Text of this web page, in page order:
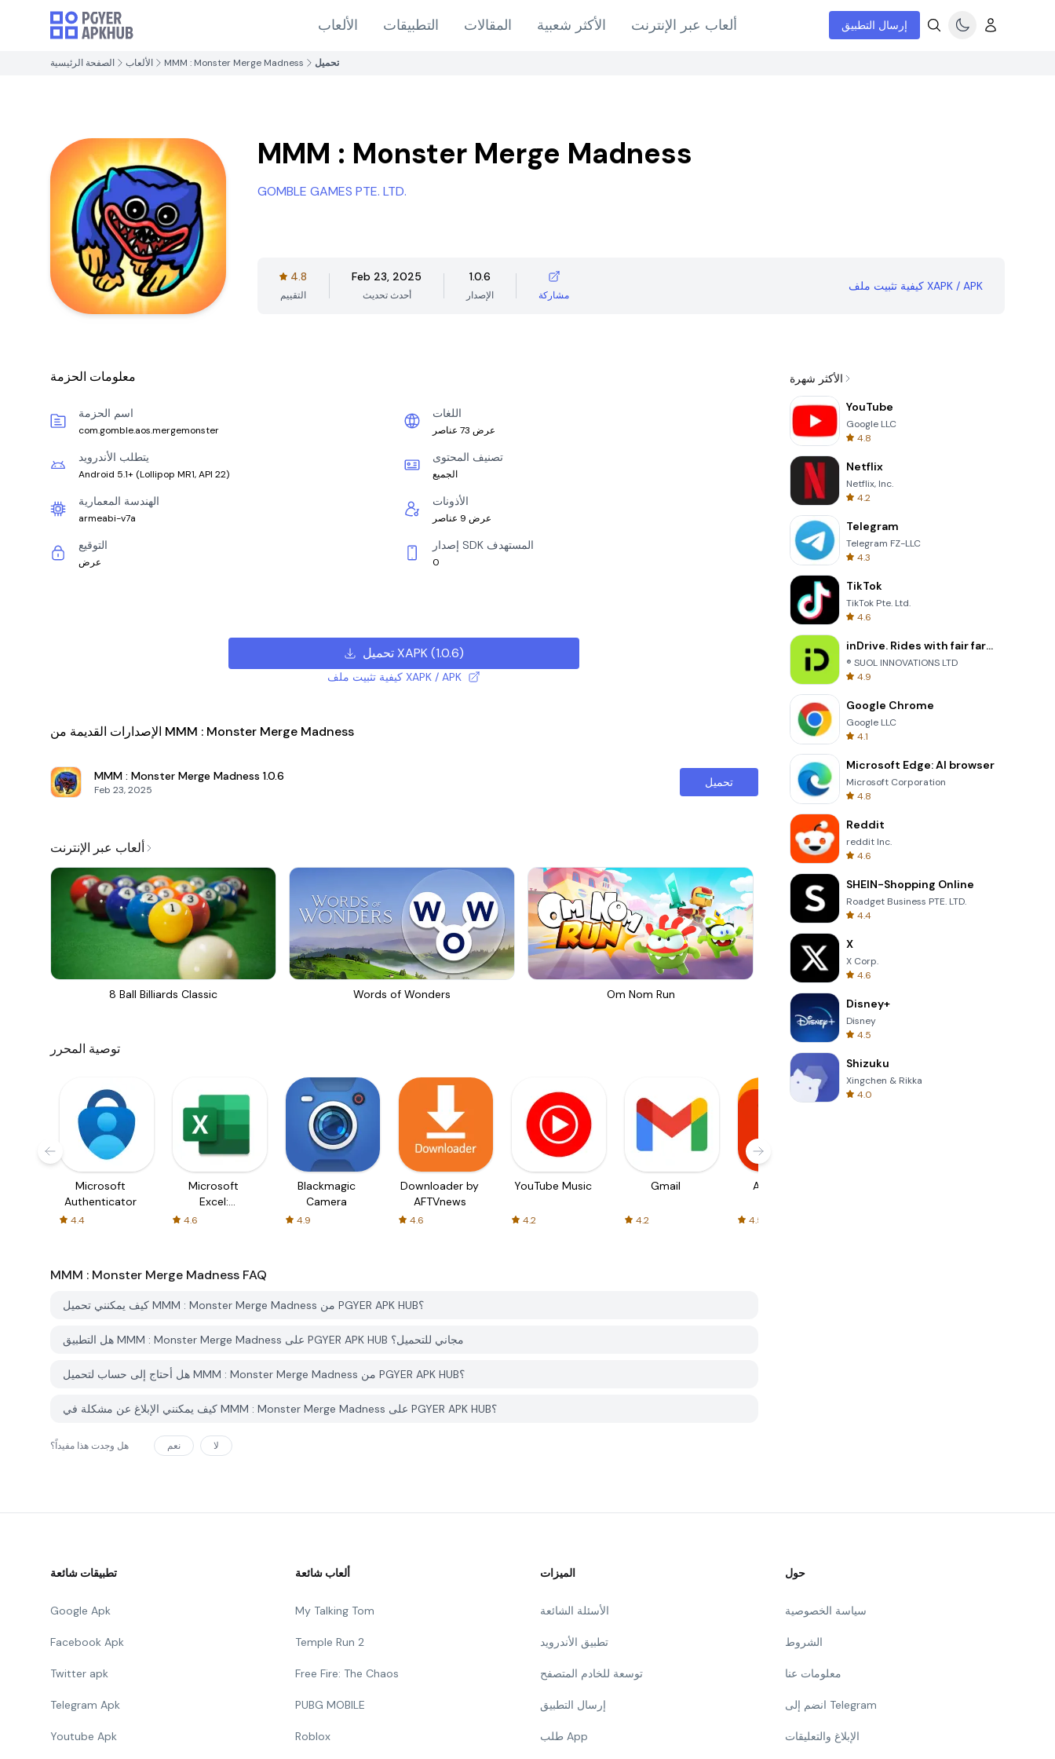
الألعاب التطبيقات المقالات الأكثر شعبية ألعاب عبر الإنترنت إرسال التطبيق
الصفحة الرئيسية الألعاب MMM : Monster Merge Madness تحميل
MMM : Monster Merge Madness
GOMBLE GAMES PTE. LTD.
4.8
التقييم
Feb 23, 2025
أحدث تحديث
1.0.6
الإصدار مشاركة
كيفية تثبيت ملف XAPK / APK
معلومات الحزمة
اسم الحزمة
com.gomble.aos.mergemonster
اللغات
عرض 73 عناصر
يتطلب الأندرويد
Android 5.1+ (Lollipop MR1, API 22)
تصنيف المحتوى
الجميع
الهندسة المعمارية
armeabi-v7a
الأذونات
عرض 9 عناصر
التوقيع
عرض
إصدار SDK المستهدف
0
تحميل XAPK(1.0.6)
كيفية تثبيت ملف XAPK / APK
الإصدارات القديمة من MMM : Monster Merge Madness
MMM : Monster Merge Madness 1.0.6
Feb 23, 2025
تحميل
ألعاب عبر الإنترنت
8 Ball Billiards Classic Words of Wonders Om Nom Run Wheel Of Fortune Quiz
توصية المحرر
Microsoft
Authenticator
4.4
Microsoft
Excel:
Spreadsheets
4.6
Blackmagic
Camera
4.9
Downloader by
AFTVnews
4.6
YouTube Music
4.2
Gmail
4.2
AliExpress
4.5
MMM : Monster Merge Madness FAQ
كيف يمكنني تحميل MMM : Monster Merge Madness من PGYER APK HUB؟
هل التطبيق MMM : Monster Merge Madness على PGYER APK HUB مجاني للتحميل؟
هل أحتاج إلى حساب لتحميل MMM : Monster Merge Madness من PGYER APK HUB؟
كيف يمكنني الإبلاغ عن مشكلة في MMM : Monster Merge Madness على PGYER APK HUB؟
هل وجدت هذا مفيداً؟ نعم لا
الأكثر شهرة
YouTube
Google LLC
4.8
Netflix
Netflix, Inc.
4.2
Telegram
Telegram FZ-LLC
4.3
TikTok
TikTok Pte. Ltd.
4.6
inDrive. Rides with fair fares
® SUOL INNOVATIONS LTD
4.9
Google Chrome
Google LLC
4.1
Microsoft Edge: AI browser
Microsoft Corporation
4.8
Reddit
reddit Inc.
4.6
SHEIN-Shopping Online
Roadget Business PTE. LTD.
4.4
X
X Corp.
4.6
Disney+
Disney
4.5
Shizuku
Xingchen & Rikka
4.0
تطبيقات شائعة
Google Apk
Facebook Apk
Twitter apk
Telegram Apk
Youtube Apk
ألعاب شائعة
My Talking Tom
Temple Run 2
Free Fire: The Chaos
PUBG MOBILE
Roblox
الميزات
الأسئلة الشائعة
تطبيق الأندرويد
توسعة للخادم المتصفح
إرسال التطبيق
طلب App
حول
سياسة الخصوصية
الشروط
معلومات عنا
انضم إلى Telegram
الإبلاغ والتعليقات